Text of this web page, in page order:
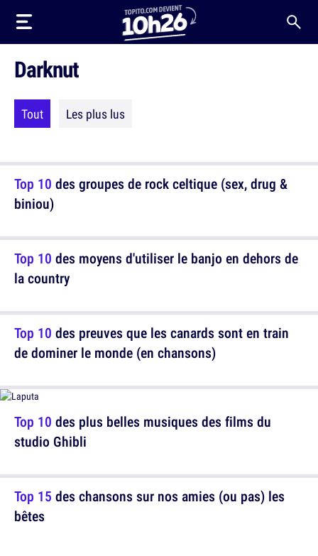
Darknut
Tout Les plus lus
Top 10 des groupes de rock celtique (sex, drug &
biniou)
Top 10 des moyens d'utiliser le banjo en dehors de
la country
Top 10 des plus belles musiques des films du
studio Ghibli
Top 10 des preuves que les canards sont en train
de dominer le monde (en chansons)
Top 15 des chansons sur nos amies (ou pas) les
bêtes